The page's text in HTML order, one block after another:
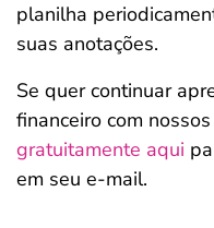
planilha
suas anotações.
Se quer continuar
financeiro com
gratuitamente aqui
em seu e-mail.